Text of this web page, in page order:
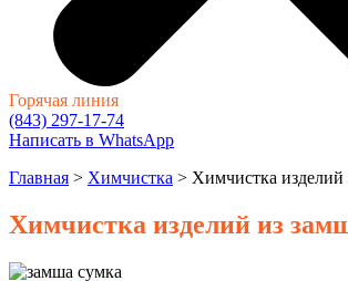
Горячая линия
(843) 297-17-74
Написать в WhatsApp
Главная > Химчистка > Химчистка
Химчистка изделий из